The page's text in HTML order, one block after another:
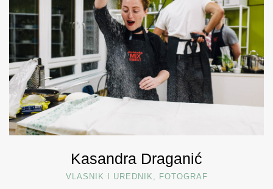
Kasandra Draganić
VLASNIK I UREDNIK, FOTOGRAF